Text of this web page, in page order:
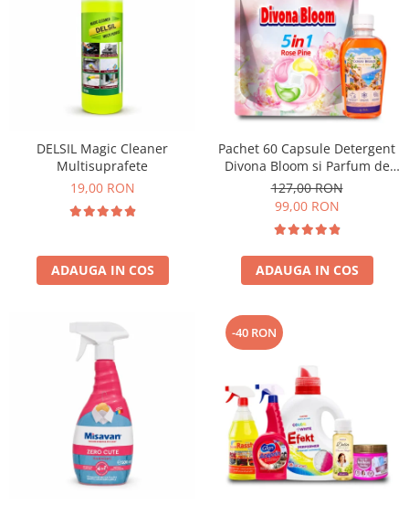
DELSIL Magic Cleaner
Multisuprafete
19,00 RON
ADAUGA IN COS
Pachet 60 Capsule Detergent
Divona Bloom si Parfum de
Rufe Corfu Breeze by Delia
200 ml
127,00 RON
99,00 RON
ADAUGA IN COS
-40 RON